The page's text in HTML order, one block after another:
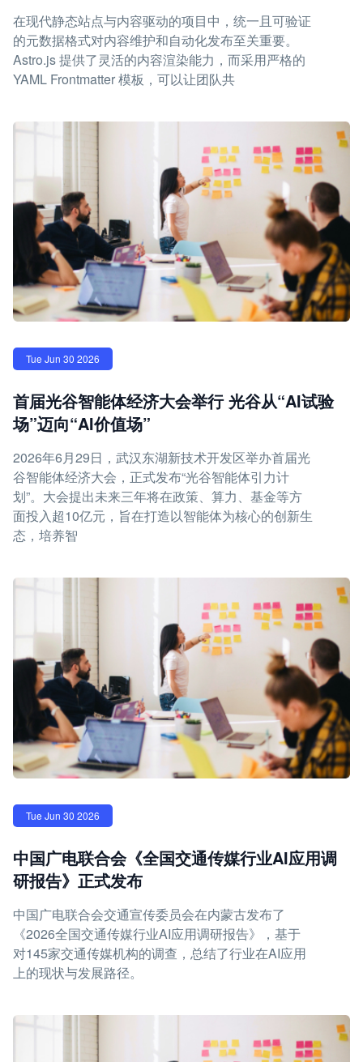
在现代静态站点与内容驱动的项目中，统一且可验证
的元数据格式对内容维护和自动化发布至关重要。
Astro.js 提供了灵活的内容渲染能力，而采用严格的
YAML Frontmatter 模板，可以让团队共
Tue Jun 30 2026
首届光谷智能体经济大会举行 光谷从“AI试验
场”迈向“AI价值场”
2026年6月29日，武汉东湖新技术开发区举办首届光
谷智能体经济大会，正式发布“光谷智能体引力计
划”。大会提出未来三年将在政策、算力、基金等方
面投入超10亿元，旨在打造以智能体为核心的创新生
态，培养智
Tue Jun 30 2026
中国广电联合会《全国交通传媒行业AI应用调
研报告》正式发布
中国广电联合会交通宣传委员会在内蒙古发布了
《2026全国交通传媒行业AI应用调研报告》，基于
对145家交通传媒机构的调查，总结了行业在AI应用
上的现状与发展路径。